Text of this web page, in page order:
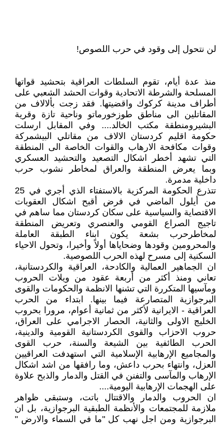
لن نتحول إلى وقود في حرب اللصوص!
منذ عدة أيام، تقوم السلطات العراقية بتحشيد قواتها
المسلحة والشرطة الاتحادية وقوات الحشد الشعبي على
أطراف مدينة كركوك واقضيتها. فقد زجت بألالاف من
المقاتلين الى مناطق طوزخورماتو وناحية تازة وقرية
البشيرومنطقة مكتب الخالد.... وفي المقابل ارسلت
حكومة اقليم كردستان الالاف من مقاتلي البيشمركة
وقوات مكافحة الارهاب والقوات الخاصة الى المنطقة
التي تشهد أخطر اشكال التصعيد والتحشيد العسكري
وبما يعرض المنطقة والعراق لمخاطر نشوب حرب
داخلية مدمرة.
تتذرع الحكومة المركزية بالاستفتاء الذي أجري في 25
من أيلول الماضي في فرض أقبح اشكال العقوبات
الاقتصاية والسياسية على سكان كردستان مما ساهم في
تاجيج الصراع القومي والعنصري وتعريض المنطقة
لمخاطرحرب بشعة يكون ابناء الطبقة العاملة
والمحرومين وقودها وضحاياها أولاً وأخيرا، وتحول الاحياء
السكنية إلى مسرح لهذه الحرب اللصوصية.
ان الجماهير العمالية والكادحة، العراقية والكردستانية،
تعاني ومنذ أكثر من أربعة عقود من ويلات الحروب
ومآسيها المتكررة التي تشنها الانظمة والحكومات والقوى
البرجوازية المتصارعة فيما بينها. ابتداء من الحرب
العراقية - الايرانية لأكثر من ثمانية أعوام، مرورا بحروب
الخليج الاولى والثانية، الحصار الاجرامي على العراق،
حروب الاحزاب والقوى الكردستانية القومية والدينية،
الحرب الطائفية بين الشيعة والسنة، حرب القوى
والمجاميع الإرهابية الإسلامية التي استهدفت العراقيين
العزل، وانتهاء بحرب داعش، وما رافقها من اشد اشكال
الإرهاب والمآسى والتفنن في القتل والدمار والذبح علاوة
على الهجمات الإرهابية اليومية....
ان الحروب والدمار والاقتتال باتت، وستبقى ظواهر
ملازمة للمجتمعات والأنظمة الطبقية البرجوازية، بل ان
البرجوازية ومن اجل نهب كل "ما في السماء والارض "